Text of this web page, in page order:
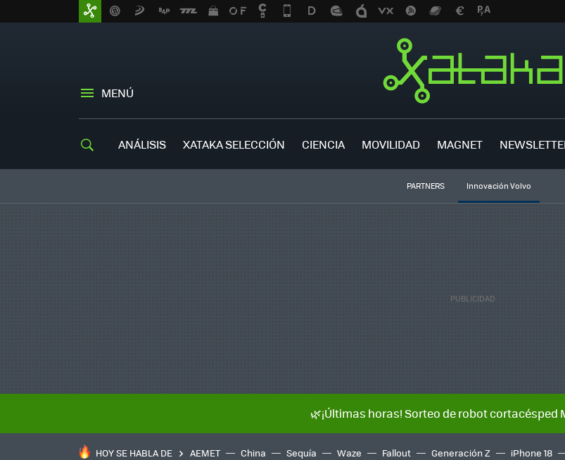
MENÚ
ANÁLISIS XATAKA SELECCIÓN CIENCIA MOVILIDAD MAGNET
PARTNERS Innovación Volvo
🌿¡Últimas horas! Sorteo de robot cortacésped
HOY SE HABLA DE AEMET China Sequía Waze Fallout Generación Z iPhone 18